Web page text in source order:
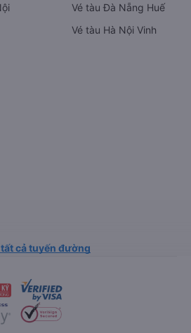
Vé tàu Đà Nẵng Huế
Vé tàu Hà Nội Vinh
tất cả tuyến đường